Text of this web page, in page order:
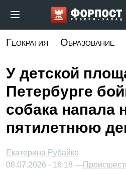
основному
Геократия Образование
У детской
Петербурге
собака напала
пятилетнюю
Екатерина Рубайко
08.07.2026 - 16:18 —